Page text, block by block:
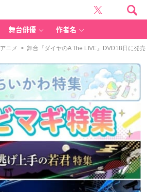
舞台俳優 作者名
アニメ > 舞台『ダイヤのA The LIVE』DVD18日に発売